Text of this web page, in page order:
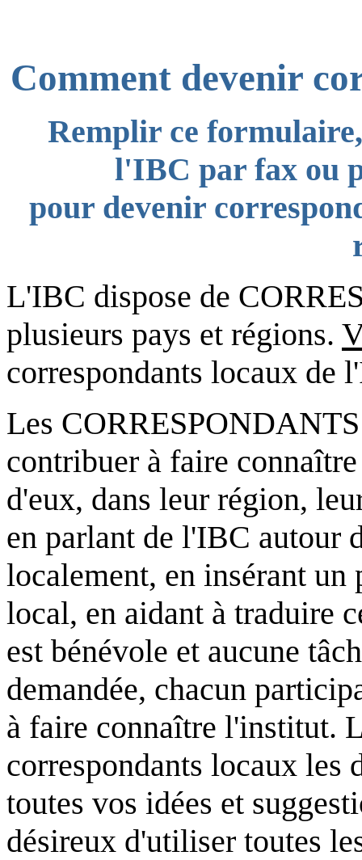
Comment devenir
Remplir ce
l'IBC par fax ou
pour devenir
L'IBC dispose de
plusieurs pays et régions.
correspondants locaux de
Les
contribuer à faire
d'eux, dans leur région,
en parlant de l'IBC autour
localement, en insérant
local, en aidant à traduire
est bénévole et aucune
demandée, chacun
à faire connaître l'institut.
correspondants locaux les
toutes vos idées et
désireux d'utiliser toutes